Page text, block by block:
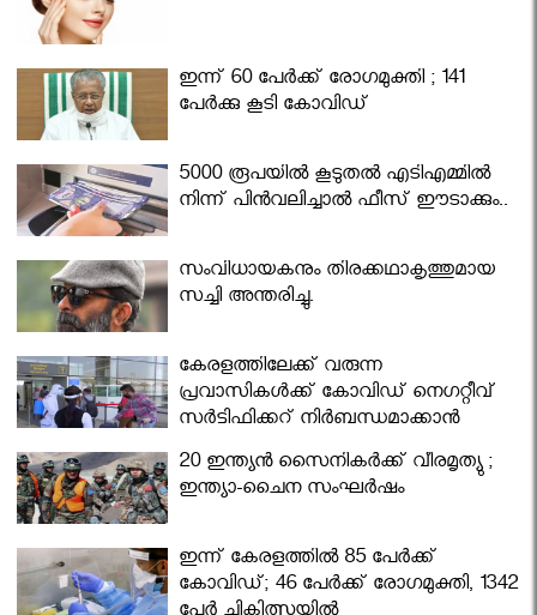
ഇന്ന് 60 പേർക്ക് രോഗമുക്തി ; 141
പേര്‍ക്കു കൂടി കോവിഡ്
5000 രൂപയിൽ കൂടുതൽ എടിഎമ്മിൽ
നിന്ന് പിൻവലിച്ചാൽ ഫീസ് ഈടാക്കും..
സംവിധായകനും തിരക്കഥാകൃത്തുമായ
സച്ചി അന്തരിച്ചു.
കേരളത്തിലേക്ക് വരുന്ന
പ്രവാസികള്‍ക്ക് കോവിഡ് നെഗറ്റീവ്
സര്‍ട്ടിഫിക്കറ്റ് നിർബന്ധമാക്കാൻ
മന്ത്രിസഭ
20 ഇന്ത്യൻ സൈനികർക്ക് വീരമൃത്യു ;
ഇന്ത്യാ-ചൈന സംഘർഷം
ഇന്ന് കേരളത്തിൽ 85 പേർക്ക്
കോവിഡ്; 46 പേർക്ക് രോഗമുക്തി, 1342